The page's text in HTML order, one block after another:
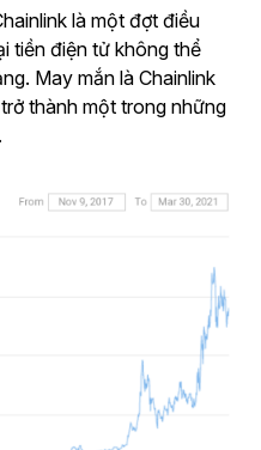
là một đợt điều
tiền điện tử không thể
May mắn là Chainlink
thành một trong những